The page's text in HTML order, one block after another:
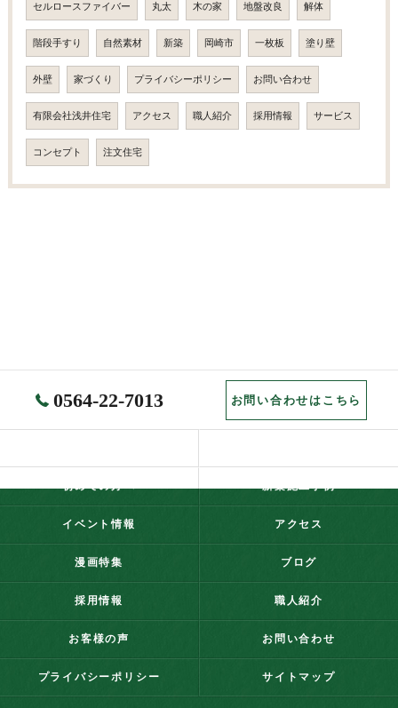
セルロースファイバー 丸太 木の家 地盤改良 解体
階段手すり 自然素材 新築 岡崎市 一枚板 塗り壁
外壁 家づくり プライバシーポリシー お問い合わせ
有限会社浅井住宅 アクセス 職人紹介 採用情報 サービス
コンセプト 注文住宅
0564-22-7013 お問い合わせはこちら
初めての方へ 新築施工事例
イベント情報 アクセス
漫画特集 ブログ
採用情報 職人紹介
お客様の声 お問い合わせ
プライバシーポリシー サイトマップ